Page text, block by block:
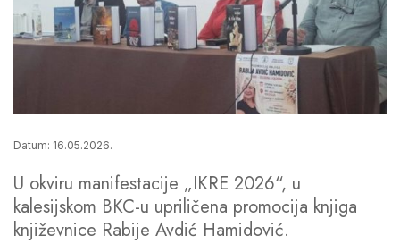
Datum: 16.05.2026.
U okviru manifestacije „IKRE 2026“, u
kalesijskom BKC-u upriličena promocija knjiga
književnice Rabije Avdić Hamidović.